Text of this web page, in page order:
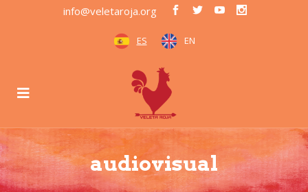
info@veletaroja.org
ES EN
audiovisual